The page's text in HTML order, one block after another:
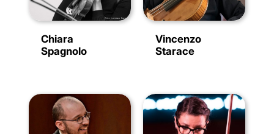
Chiara
Spagnolo
Vincenzo
Starace